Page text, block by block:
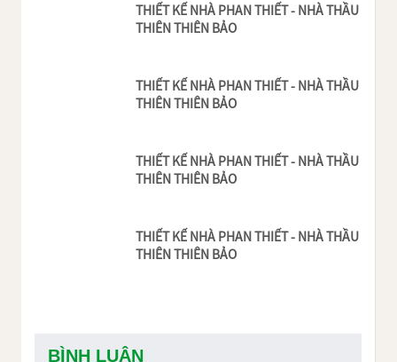
THIẾT KẾ NHÀ PHAN THIẾT - NHÀ THẦU
THIÊN THIÊN BẢO
THIẾT KẾ NHÀ PHAN THIẾT - NHÀ THẦU
THIÊN THIÊN BẢO
THIẾT KẾ NHÀ PHAN THIẾT - NHÀ THẦU
THIÊN THIÊN BẢO
THIẾT KẾ NHÀ PHAN THIẾT - NHÀ THẦU
THIÊN THIÊN BẢO
BÌNH LUẬN